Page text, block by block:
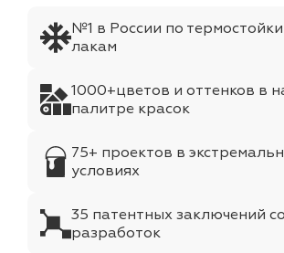
№1 в России по
лакам
1000+цветов и оттенков в
палитре красок
75+ проектов в
условиях
35 патентных заключений
разработок